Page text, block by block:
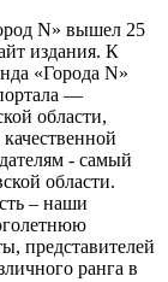
N» вышел 25
издания. К
«Города N»
—
области,
- самый
области.
– наши
представителей
ранга в